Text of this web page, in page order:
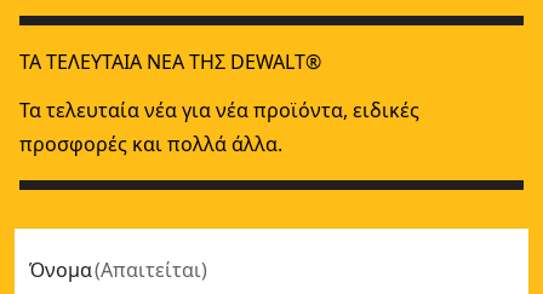
ΤΑ ΤΕΛΕΥΤΑΊΑ ΝΈΑ ΤΗΣ DEWALT®
Τα τελευταία νέα για νέα προϊόντα, ειδικές
προσφορές και πολλά άλλα.
Όνομα(Απαιτείται)